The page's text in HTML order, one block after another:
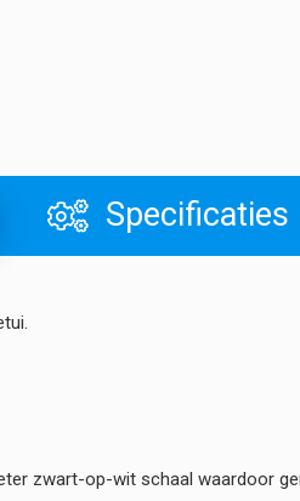
Specificaties
zwart-op-wit schaal waardoor